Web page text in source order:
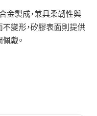
金製成，兼具柔韌性與
變形，矽膠表面則提供
戴。